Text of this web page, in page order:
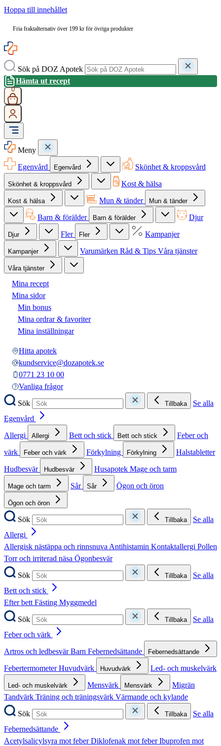
Hoppa till innehållet
Fria fraktalternativ över 199 kr för övriga produkter
Sök på DOZ Apotek
Hämta ut recept
0
Meny
Egenvård
Egenvård Skönhet & kroppsvård
Skönhet & kroppsvård Kost & hälsa
Kost & hälsa Mun & tänder Mun & tänder
Barn & förälder Barn & förälder Djur
Djur Fler Fler Kampanjer
Kampanjer Varumärken Råd & Tips Våra tjänster
Våra tjänster
Mina recept
Mina sidor
Min bonus
Mina ordrar & favoriter
Mina inställningar
Hitta apotek
kundservice@dozapotek.se
0771 23 10 00
Vanliga frågor
Sök
Tillbaka
Se alla
Egenvård
Allergi
Allergi Bett och stick Bett och stick
Feber och
värk
Feber och värk Förkylning Förkylning
Halstabletter
Hudbesvär
Hudbesvär Husapotek Mage och tarm
Mage och tarm Sår Sår Ögon och öron
Ögon och öron
Sök Tillbaka
Se alla
Allergi
Allergisk nästäppa och rinnsnuvaAntihistamin Kontaktallergi Pollen
Torr och irriterad näsa Ögonbesvär
Sök
Tillbaka
Se alla
Bett och stick
Efter bettFästing Myggmedel
Sök
Tillbaka
Se alla
Feber och värk
Artros och ledbesvärBarn Febernedsättande Febernedsättande
FebertermometerHuvudvärk Huvudvärk Led- och muskelvärk
Led- och muskelvärk Mensvärk Mensvärk
Migrän
Tandvärk Träning och träningsvärk Värmande och kylande
Sök
Tillbaka
Se alla
Febernedsättande
Acetylsalicylsyra mot feberDiklofenak mot feberIbuprofen mot